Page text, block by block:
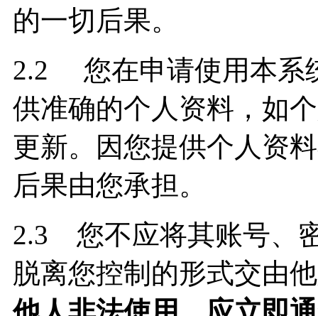
的一切后果。
2.2 您在申请使用本系
供准确的个人资料，如
更新。因您提供个人资
后果由您承担。
2.3 您不应将其账号、
脱离您控制的形式交由